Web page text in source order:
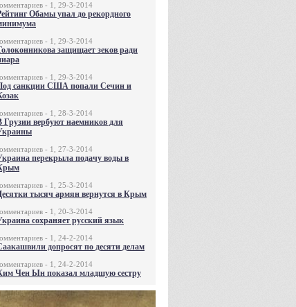
- 1, 29-3-2014
Обамы упал до рекордного
- 1, 29-3-2014
защищает зеков ради
- 1, 29-3-2014
санкции США попали Сечин и
- 1, 28-3-2014
Грузии вербуют наемников для
- 1, 27-3-2014
перекрыла подачу воды в
- 1, 25-3-2014
тысяч армян вернутся в Крым
- 1, 20-3-2014
сохраняет русский язык
- 1, 24-2-2014
допросят по десяти делам
- 1, 24-2-2014
Чен Ын показал младшую сестру